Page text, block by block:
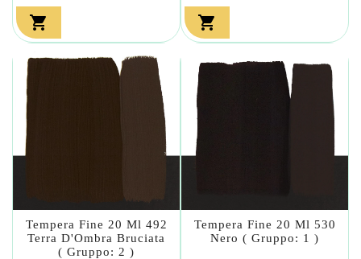
 
Tempera Fine 20 Ml 492
Terra D'Ombra Bruciata
( Gruppo: 2 )
Tempera Fine 20 Ml 530
Nero ( Gruppo: 1 )